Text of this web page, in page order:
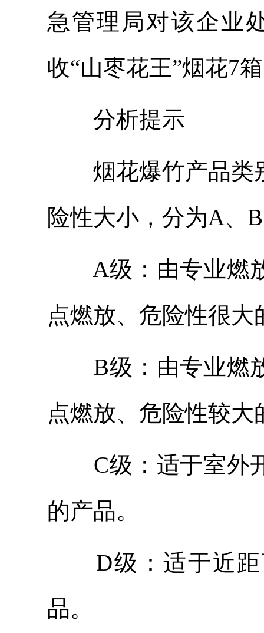
急管理局对该企业
收“山枣花王”烟花7
分析提示
烟花爆竹产品类
险性大小，分为A、
A级：由专业燃
点燃放、危险性很大
B级：由专业燃
点燃放、危险性较大
C级：适于室外
的产品。
D级：适于近
品。